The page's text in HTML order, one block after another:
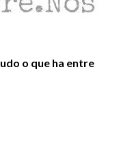
o que ha entre